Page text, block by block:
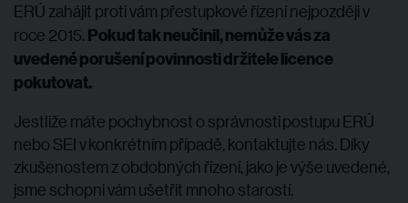
ERÚ zahájit proti vám přestupkové řízení nejpozději v
roce 2015. Pokud tak neučinil, nemůže vás za
uvedené porušení povinnosti držitele licence
pokutovat.
Jestliže máte pochybnost o správnosti postupu ERÚ
nebo SEI v konkrétním případě, kontaktujte nás. Díky
zkušenostem z obdobných řízení, jako je výše uvedené,
jsme schopni vám ušetřit mnoho starostí.